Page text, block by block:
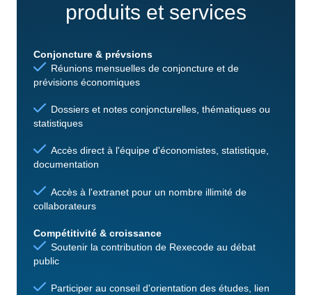
produits et services
Conjoncture & prévsions
Réunions mensuelles de conjoncture et de
prévisions économiques
Dossiers et notes conjoncturelles, thématiques ou
statistiques
Accès direct à l'équipe d'économistes, statistique,
documentation
Accès à l'extranet pour un nombre illimité de
collaborateurs
Compétitivité & croissance
Soutenir la contribution de Rexecode au débat
public
Participer au conseil d'orientation des études, lien